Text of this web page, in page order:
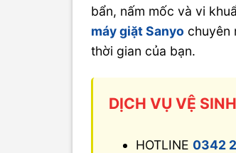
bẩn, nấm mốc và vi
máy giặt Sanyo chuyên
thời gian của bạn.
DỊCH VỤ VỆ
HOTLINE 0342